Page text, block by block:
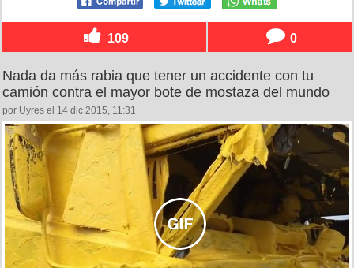
109 0
Nada da más rabia que tener un accidente con tu
camión contra el mayor bote de mostaza del mundo
por Uyres el 14 dic 2015, 11:31